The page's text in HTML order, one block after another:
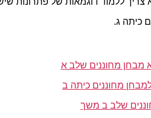
כיתה ג.
מבחן מחוננים שלב א
מחוננים כיתה ב
שלב ב משך